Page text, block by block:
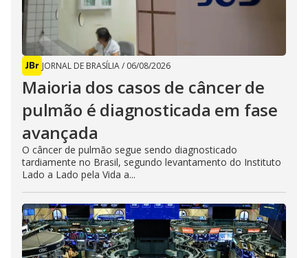
JORNAL DE BRASÍLIA/ 06/08/2026
Maioria dos casos de câncer de
pulmão é diagnosticada em fase
avançada
O câncer de pulmão segue sendo diagnosticado
tardiamente no Brasil, segundo levantamento do Instituto
Lado a Lado pela Vida a...